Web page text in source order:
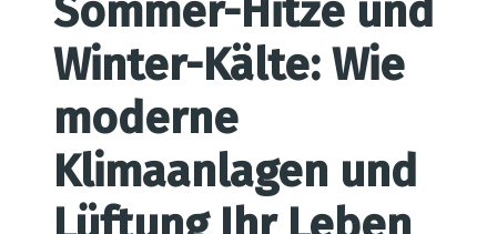
Sommer-Hitze und
Winter-Kälte: Wie
moderne
Klimaanlagen und